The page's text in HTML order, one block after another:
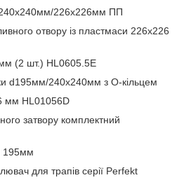
226х226мм ПП
отвору із пластмаси 226х226
(2 шт.) HL0605.5E
d195мм/240х240мм з О-кільцем
мм HL01056D
затвору комплектний
195мм
для трапів серії Perfekt